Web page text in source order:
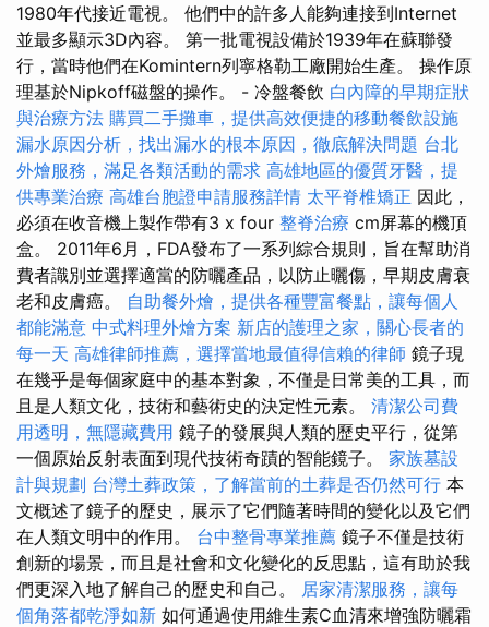
1980年代接近電視。 他們中的許多人能夠連接到Internet
並最多顯示3D內容。 第一批電視設備於1939年在蘇聯發
行，當時他們在Komintern列寧格勒工廠開始生產。 操作原
理基於Nipkoff磁盤的操作。 - 冷盤餐飲 白內障的早期症狀
與治療方法 購買二手攤車，提供高效便捷的移動餐飲設施
漏水原因分析，找出漏水的根本原因，徹底解決問題 台北
外燴服務，滿足各類活動的需求 高雄地區的優質牙醫，提
供專業治療 高雄台胞證申請服務詳情 太平脊椎矯正 因此，
必須在收音機上製作帶有3 x four 整脊治療 cm屏幕的機頂
盒。 2011年6月，FDA發布了一系列綜合規則，旨在幫助消
費者識別並選擇適當的防曬產品，以防止曬傷，早期皮膚衰
老和皮膚癌。 自助餐外燴，提供各種豐富餐點，讓每個人
都能滿意 中式料理外燴方案 新店的護理之家，關心長者的
每一天 高雄律師推薦，選擇當地最值得信賴的律師 鏡子現
在幾乎是每個家庭中的基本對象，不僅是日常美的工具，而
且是人類文化，技術和藝術史的決定性元素。 清潔公司費
用透明，無隱藏費用 鏡子的發展與人類的歷史平行，從第
一個原始反射表面到現代技術奇蹟的智能鏡子。 家族墓設
計與規劃 台灣土葬政策，了解當前的土葬是否仍然可行 本
文概述了鏡子的歷史，展示了它們隨著時間的變化以及它們
在人類文明中的作用。 台中整骨專業推薦 鏡子不僅是技術
創新的場景，而且是社會和文化變化的反思點，這有助於我
們更深入地了解自己的歷史和自己。 居家清潔服務，讓每
個角落都乾淨如新 如何通過使用維生素C血清來增強防曬霜